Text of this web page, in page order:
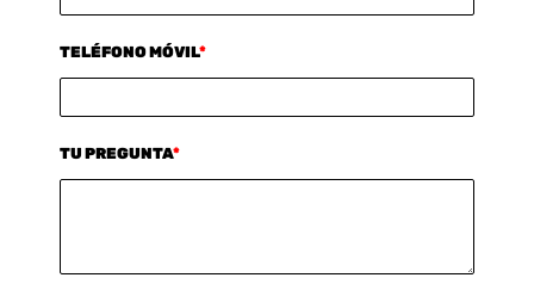
TELÉFONO MÓVIL*
TU PREGUNTA*